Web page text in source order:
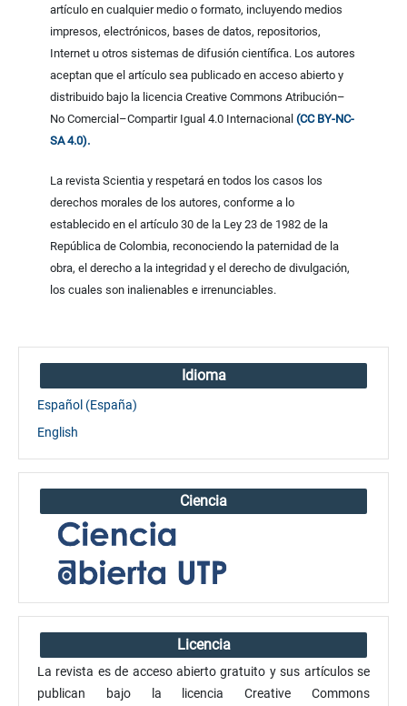
artículo en cualquier medio o formato, incluyendo medios
impresos, electrónicos, bases de datos, repositorios,
Internet u otros sistemas de difusión científica. Los autores
aceptan que el artículo sea publicado en acceso abierto y
distribuido bajo la licencia Creative Commons Atribución–
No Comercial–Compartir Igual 4.0 Internacional(CC BY-NC-
SA 4.0).
La revista Scientia y respetará en todos los casos los
derechos morales de los autores, conforme a lo
establecido en el artículo 30 de la Ley 23 de 1982 de la
República de Colombia, reconociendo la paternidad de la
obra, el derecho a la integridad y el derecho de divulgación,
los cuales son inalienables e irrenunciables.
Idioma
Español (España)
English
Ciencia
Licencia
La revista es de acceso abierto gratuito y sus artículos se
publican bajo la licencia Creative Commons